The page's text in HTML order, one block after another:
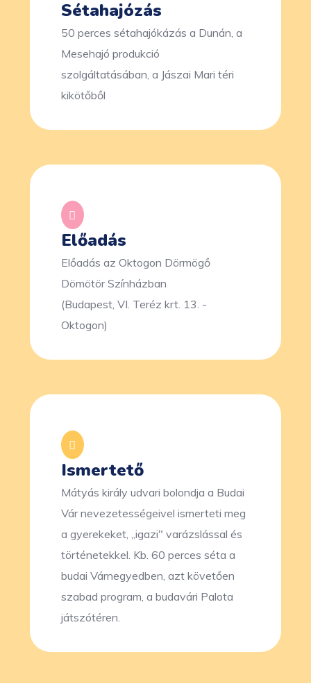
Sétahajózás
50 perces sétahajókázás a Dunán, a
Mesehajó produkció
szolgáltatásában, a Jászai Mari téri
kikötőből
Előadás
Előadás az Oktogon Dörmögő
Dömötör Színházban
(Budapest, VI. Teréz krt. 13. -
Oktogon)
Ismertető
Mátyás király udvari bolondja a Budai
Vár nevezetességeivel ismerteti meg
a gyerekeket, „igazi" varázslással és
történetekkel. Kb. 60 perces séta a
budai Várnegyedben, azt követően
szabad program, a budavári Palota
játszótéren.